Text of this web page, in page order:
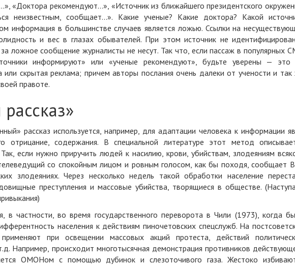
«Доктора рекомендуют...», «Источник из ближайшего президентского
неизвестным, сообщает...». Какие ученые? Какие доктора? Какой
информация в большинстве случаев является ложью. Ссылки на
и вес в глазах обывателей. При этом источник не
за ложное сообщение журналисты не несут. Так что, если пассаж в популярных
информируют» или «ученые рекомендуют», будьте уверены — это
или скрытая реклама; причем авторы послания очень далеки от учености и так
правоте.
рассказ используется, например, для адаптации человека к информации
отрицание, содержания. В специальной литературе этот метод
если нужно приручить людей к насилию, крови, убийствам, злодеяниям
со спокойным лицом и ровным голосом, как бы походя, сообщает
злодеяниях. Через несколько недель такой обработки население
преступления и массовые убийства, творящиеся в обществе.
в частности, во время государственного переворота в Чили (1973), когда
населения к действиям пиночетовских спецслужб. На
при освещении массовых акций протеста, действий
Например, происходит многотысячная демонстрация противников
ОМОНом с помощью дубинок и слезоточивого газа. Жестоко